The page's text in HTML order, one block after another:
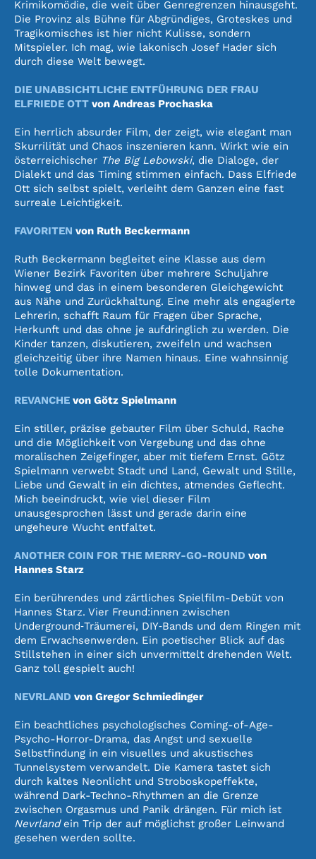
Krimikomödie, die weit über Genregrenzen hinausgeht.
Die Provinz als Bühne für Abgründiges, Groteskes und
Tragikomisches ist hier nicht Kulisse, sondern
Mitspieler. Ich mag, wie lakonisch Josef Hader sich
durch diese Welt bewegt.
DIE UNABSICHTLICHE ENTFÜHRUNG DER FRAU
ELFRIEDE OTT von Andreas Prochaska
Ein herrlich absurder Film, der zeigt, wie elegant man
Skurrilität und Chaos inszenieren kann. Wirkt wie ein
österreichischer The Big Lebowski, die Dialoge, der
Dialekt und das Timing stimmen einfach. Dass Elfriede
Ott sich selbst spielt, verleiht dem Ganzen eine fast
surreale Leichtigkeit.
FAVORITEN von Ruth Beckermann
Ruth Beckermann begleitet eine Klasse aus dem
Wiener Bezirk Favoriten über mehrere Schuljahre
hinweg und das in einem besonderen Gleichgewicht
aus Nähe und Zurückhaltung. Eine mehr als engagierte
Lehrerin, schafft Raum für Fragen über Sprache,
Herkunft und das ohne je aufdringlich zu werden. Die
Kinder tanzen, diskutieren, zweifeln und wachsen
gleichzeitig über ihre Namen hinaus. Eine wahnsinnig
tolle Dokumentation.
REVANCHE von Götz Spielmann
Ein stiller, präzise gebauter Film über Schuld, Rache
und die Möglichkeit von Vergebung und das ohne
moralischen Zeigefinger, aber mit tiefem Ernst. Götz
Spielmann verwebt Stadt und Land, Gewalt und Stille,
Liebe und Gewalt in ein dichtes, atmendes Geflecht.
Mich beeindruckt, wie viel dieser Film
unausgesprochen lässt und gerade darin eine
ungeheure Wucht entfaltet.
ANOTHER COIN FOR THE MERRY-GO-ROUND von
Hannes Starz
Ein berührendes und zärtliches Spielfilm-Debüt von
Hannes Starz. Vier Freund:innen zwischen
Underground‑Träumerei, DIY‑Bands und dem Ringen mit
dem Erwachsenwerden. Ein poetischer Blick auf das
Stillstehen in einer sich unvermittelt drehenden Welt.
Ganz toll gespielt auch!
NEVRLAND von Gregor Schmiedinger
Ein beachtliches psychologisches Coming-of-Age-
Psycho-Horror-Drama, das Angst und sexuelle
Selbstfindung in ein visuelles und akustisches
Tunnelsystem verwandelt. Die Kamera tastet sich
durch kaltes Neonlicht und Stroboskopeffekte,
während Dark-Techno-Rhythmen an die Grenze
zwischen Orgasmus und Panik drängen. Für mich ist
Nevrlandein Trip der auf möglichst großer Leinwand
gesehen werden sollte.